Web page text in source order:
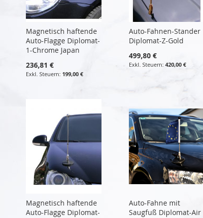
Magnetisch haftende
Auto-Flagge Diplomat-
1-Chrome Japan
236,81 €
199,00 €
Auto-Fahnen-Stander
Diplomat-Z-Gold
499,80 €
420,00 €
Magnetisch haftende
Auto-Flagge Diplomat-
Auto-Fahne mit
Saugfuß Diplomat-Air